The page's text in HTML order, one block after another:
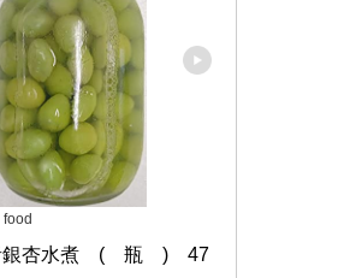
杏水煮　(　瓶　)　47